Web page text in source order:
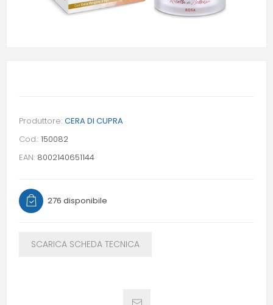
Produttore: CERA DI CUPRA
Cod.: 150082
EAN: 8002140651144
276 disponibile
SCARICA SCHEDA TECNICA